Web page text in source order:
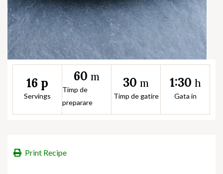
16 p
Servings
60 m
Timp de
preparare
30 m
Timp de gatire
1:30 h
Gata in
Print Recipe